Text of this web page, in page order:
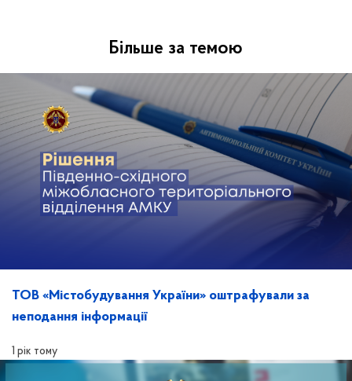
Більше за темою
ТОВ «Містобудування України» оштрафували за
неподання інформації
1 рік тому